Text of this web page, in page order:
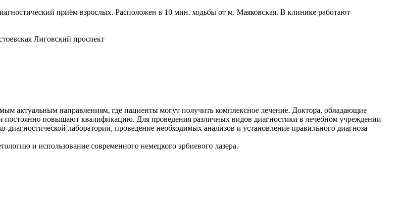
приём взрослых. Расположен в 10 мин. ходьбы от м. Маяковская. В клинике работают
Лиговский проспект
актуальным направлениям, где пациенты могут получить комплексное лечение. Доктора, обладающие
повышают квалификацию. Для проведения различных видов диагностики в лечебном учреждении
лаборатории, проведение необходимых анализов и установление правильного диагноза
и использование современного немецкого эрбиевого лазера.